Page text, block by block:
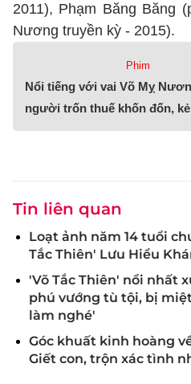
2011), Phạm Băng Băng
Nương truyền kỳ - 2015).
Phim
Nổi tiếng với vai Võ Mỵ
người trốn thuế khốn đốn,
Tin liên quan
Loạt ảnh năm 14 tuổi
Tắc Thiên' Lưu Hiểu
'Võ Tắc Thiên' nổi nhất
phú vướng tù tội, bị
làm nghé'
Góc khuất kinh hoàng
Giết con, trộn xác tình